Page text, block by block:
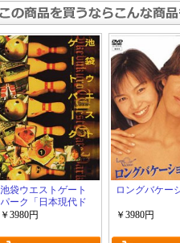
池袋ウエストゲート
パーク「日本現代ド
ラマ」
￥3980円
ロングバケー
￥3980円